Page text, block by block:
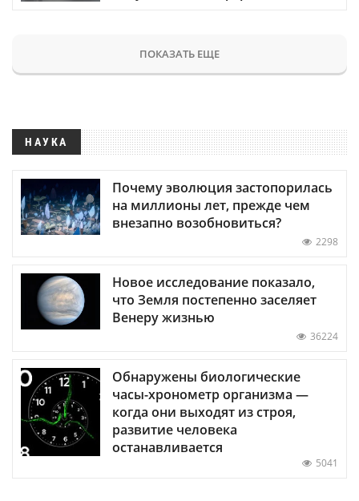
ПОКАЗАТЬ ЕЩЕ
НАУКА
Почему эволюция застопорилась
на миллионы лет, прежде чем
внезапно возобновиться?
2298
Новое исследование показало,
что Земля постепенно заселяет
Венеру жизнью
36224
Обнаружены биологические
часы-хронометр организма —
когда они выходят из строя,
развитие человека
останавливается
5041